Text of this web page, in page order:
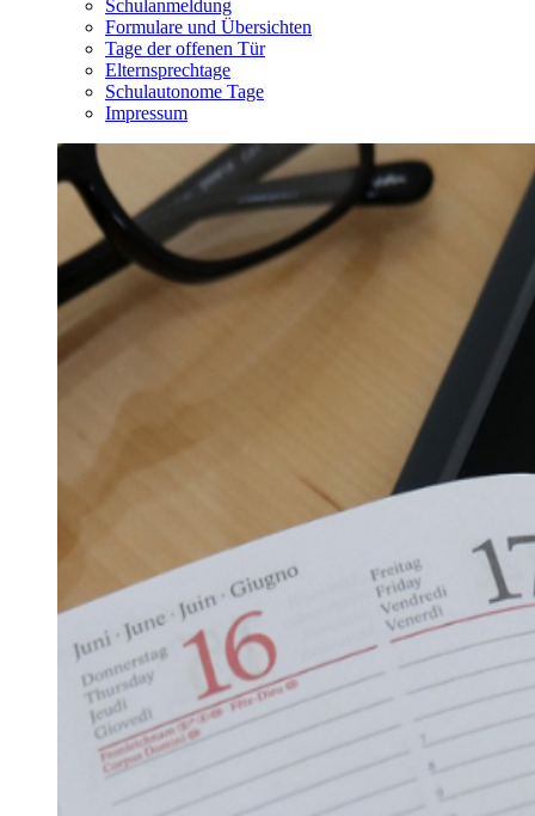
Schulanmeldung
Formulare und Übersichten
Tage der offenen Tür
Elternsprechtage
Schulautonome Tage
Impressum